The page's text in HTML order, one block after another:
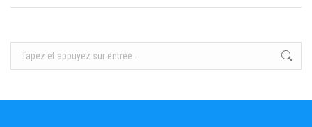
Recherche
: